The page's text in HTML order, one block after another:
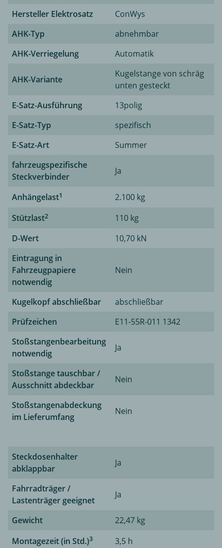
Hersteller Elektrosatz
ConWys
AHK-Typ
abnehmbar
AHK-Verriegelung
Automatik
AHK-Variante
Kugelstange von schräg
unten gesteckt
E-Satz-Ausführung
13polig
E-Satz-Typ
spezifisch
E-Satz-Art
Summer
fahrzeugspezifische
Steckverbinder
Ja
Anhängelast1
2.100 kg
Stützlast2
110 kg
D-Wert
10,70 kN
Eintragung in
Fahrzeugpapiere
notwendig
Nein
Kugelkopf abschließbar
abschließbar
Prüfzeichen
E11-55R-011 1342
Stoßstangenbearbeitung
notwendig
Ja
Stoßstange tauschbar /
Ausschnitt abdeckbar
Nein
Stoßstangenabdeckung
im Lieferumfang
Nein
Steckdosenhalter
abklappbar
Ja
Fahrradträger /
Lastenträger geeignet
Ja
Gewicht
22,47 kg
Montagezeit (in Std.)3 3,5 h